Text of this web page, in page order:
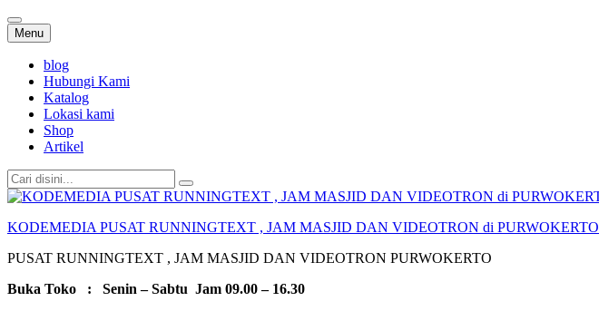
Menu Lompat
ke
konten
blog
Hubungi Kami
Katalog
Lokasi kami
Shop
Artikel
Cari:
KODEMEDIA PUSAT RUNNINGTEXT , JAM MASJID DAN VIDEOTRON di PURWOKERTO
PUSAT RUNNINGTEXT , JAM MASJID DAN VIDEOTRON PURWOKERTO
Buka Toko : Senin – Sabtu Jam 09.00 – 16.30